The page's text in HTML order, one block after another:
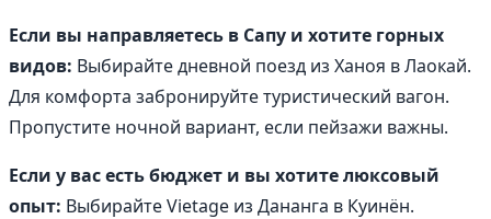
Если вы направляетесь в Сапу и хотите горных
видов: Выбирайте дневной поезд из Ханоя в Лаокай.
Для комфорта забронируйте туристический вагон.
Пропустите ночной вариант, если пейзажи важны.
Если у вас есть бюджет и вы хотите люксовый
опыт: Выбирайте Vietage из Дананга в Куинён.